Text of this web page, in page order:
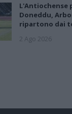
L'Antiochense
Doneddu,
ripartono dai
2 Ago 2026